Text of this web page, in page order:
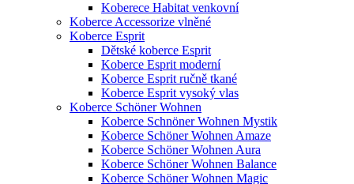
Koberece Habitat venkovní
Koberce Accessorize vlněné
Koberce Esprit
Dětské koberce Esprit
Koberce Esprit moderní
Koberce Esprit ručně tkané
Koberce Esprit vysoký vlas
Koberce Schöner Wohnen
Koberce Schnöner Wohnen Mystik
Koberce Schöner Wohnen Amaze
Koberce Schöner Wohnen Aura
Koberce Schöner Wohnen Balance
Koberce Schöner Wohnen Magic